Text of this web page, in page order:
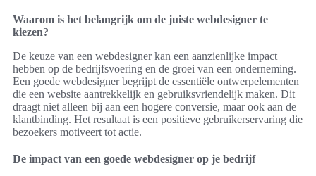
Waarom is het belangrijk om de juiste webdesigner te
kiezen?
De keuze van een webdesigner kan een aanzienlijke impact
hebben op de bedrijfsvoering en de groei van een onderneming.
Een goede webdesigner begrijpt de essentiële ontwerpelementen
die een website aantrekkelijk en gebruiksvriendelijk maken. Dit
draagt niet alleen bij aan een hogere conversie, maar ook aan de
klantbinding. Het resultaat is een positieve gebruikerservaring die
bezoekers motiveert tot actie.
De impact van een goede webdesigner op je bedrijf